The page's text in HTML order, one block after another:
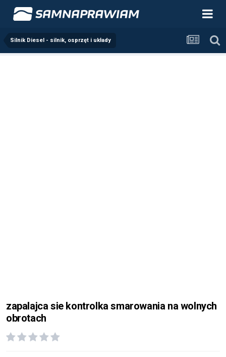
Silnik Diesel - silnik, osprzęt i układy
zapalajca sie kontrolka smarowania na wolnych
obrotach